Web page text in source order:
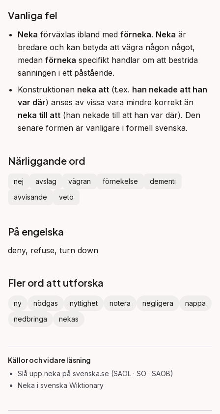
Vanliga fel
Neka förväxlas ibland med förneka. Neka är
bredare och kan betyda att vägra någon något,
medan förneka specifikt handlar om att bestrida
sanningen i ett påstående.
Konstruktionen neka att (t.ex. han nekade att han
var där) anses av vissa vara mindre korrekt än
neka till att (han nekade till att han var där). Den
senare formen är vanligare i formell svenska.
Närliggande ord
nej avslag vägran förnekelse
dementi
avvisande
veto
På engelska
deny, refuse, turn down
Fler ord att utforska
ny nödgas nyttighet notera negligera
nappa
nedbringa
nekas
Källor och vidare läsning
Slå upp neka på svenska.se (SAOL · SO · SAOB)
Neka i svenska Wiktionary